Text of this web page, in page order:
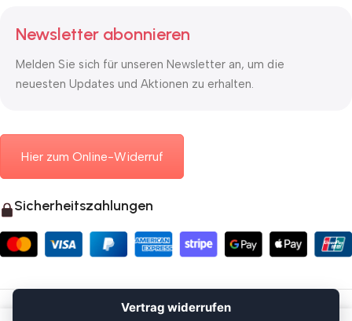
Newsletter abonnieren
Melden Sie sich für unseren Newsletter an, um die
neuesten Updates und Aktionen zu erhalten.
Hier zum Online-Widerruf
Sicherheitszahlungen
© 2026 Mauerkasten24.de
Vertrag widerrufen
Vertrag widerrufen